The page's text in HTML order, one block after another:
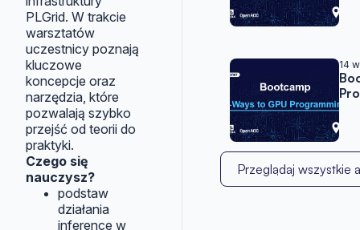
PLGrid. W trakcie
warsztatów
uczestnicy poznają
kluczowe
koncepcje oraz
narzędzia, które
pozwalają szybko
przejść od teorii do
praktyki.
Czego się
nauczysz?
podstaw
działania
inference w
14
Przeglądaj wszystkie